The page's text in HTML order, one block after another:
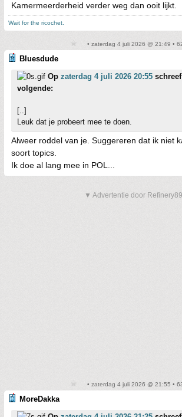
Kamermeerderheid verder weg dan ooit lijkt.
Wait for the ricochet.
• zaterdag 4 juli 2026 @ 21:49 •
Bluesdude
Op zaterdag 4 juli 2026 20:55 schreef
volgende:
[..]
Leuk dat je probeert mee te doen.
Alweer roddel van je. Suggereren dat ik niet
soort topics.
Ik doe al lang mee in POL...
▼ Advertentie door Refinery89
• zaterdag 4 juli 2026 @ 21:55 •
MoreDakka